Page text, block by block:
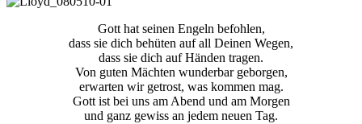
Gott hat seinen Engeln befohlen,
dass sie dich behüten auf all Deinen Wegen,
dass sie dich auf Händen tragen.
Von guten Mächten wunderbar geborgen,
erwarten wir getrost, was kommen mag.
Gott ist bei uns am Abend und am Morgen
und ganz gewiss an jedem neuen Tag.